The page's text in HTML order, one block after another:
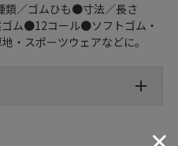
／ゴムひも●寸法／長さ
ム●12コール●ソフトゴム・
・スポーツウェアなどに。